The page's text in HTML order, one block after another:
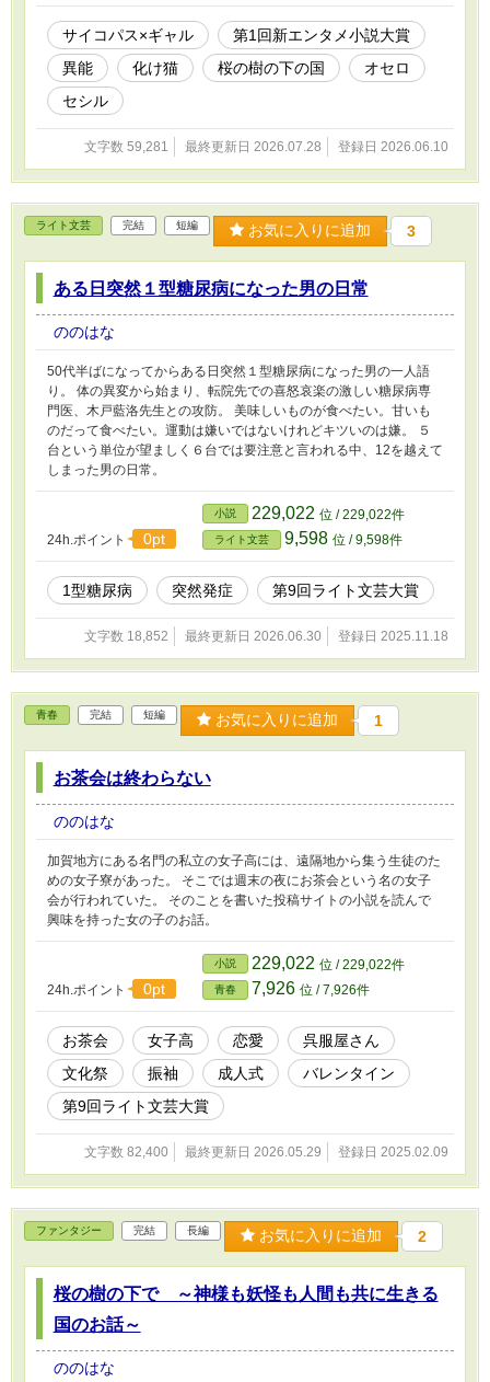
サイコパス×ギャル
第1回新エンタメ小説大賞
異能
化け猫 桜の樹の下の国
オセロ
セシル
文字数 59,281 最終更新日 2026.07.28 登録日 2026.06.10
ライト文芸 完結 短編 お気に入りに追加 3
ある日突然１型糖尿病になった男の日常
ののはな
50代半ばになってからある日突然１型糖尿病になった男の一人語
り。 体の異変から始まり、転院先での喜怒哀楽の激しい糖尿病専
門医、木戸藍洛先生との攻防。 美味しいものが食べたい。甘いも
のだって食べたい。運動は嫌いではないけれどキツいのは嫌。 ５
台という単位が望ましく６台では要注意と言われる中、12を越えて
しまった男の日常。
24h.ポイント 0pt
小説 229,022 位 / 229,022件
ライト文芸 9,598 位 / 9,598件
1型糖尿病 突然発症 第9回ライト文芸大賞
文字数 18,852 最終更新日 2026.06.30 登録日 2025.11.18
青春 完結 短編 お気に入りに追加 1
お茶会は終わらない
ののはな
加賀地方にある名門の私立の女子高には、遠隔地から集う生徒のた
めの女子寮があった。 そこでは週末の夜にお茶会という名の女子
会が行われていた。 そのことを書いた投稿サイトの小説を読んで
興味を持った女の子のお話。
24h.ポイント 0pt
小説 229,022 位 / 229,022件
青春 7,926 位 / 7,926件
お茶会 女子高 恋愛
呉服屋さん
文化祭
振袖 成人式
バレンタイン
第9回ライト文芸大賞
文字数 82,400 最終更新日 2026.05.29 登録日 2025.02.09
ファンタジー 完結 長編 お気に入りに追加 2
桜の樹の下で ～神様も妖怪も人間も共に生きる
国のお話～
ののはな